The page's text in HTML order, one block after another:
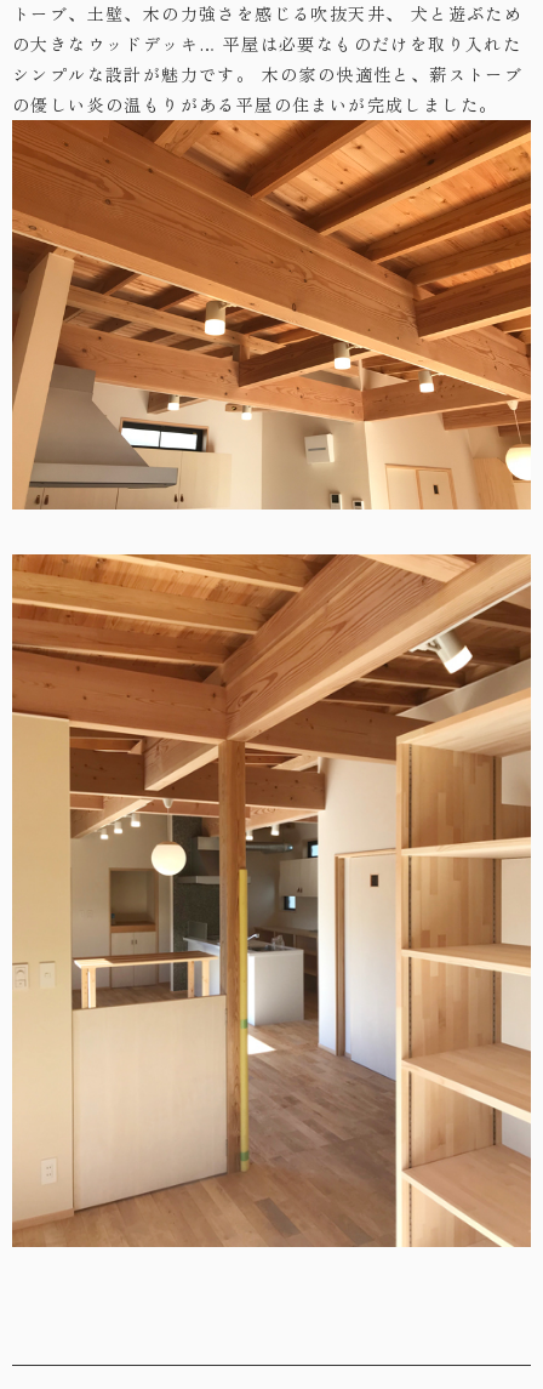
トーブ、土壁、木の力強さを感じる吹抜天井、
犬と遊ぶため
の大きなウッドデッキ… 平屋は必要なものだけを取り入れた
シンプルな設計が魅力です。
木の家の快適性と、薪ストーブ
の優しい炎の温もりがある平屋の住まいが完成しました。